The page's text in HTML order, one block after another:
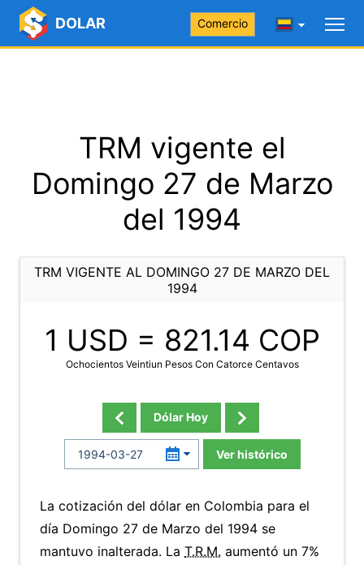
DOLAR Comercio
TRM vigente el
Domingo 27 de Marzo
del 1994
TRM VIGENTE AL DOMINGO 27 DE MARZO DEL
1994
1 USD = 821.14 COP
Ochocientos Veintiun Pesos Con Catorce Centavos
Dólar Hoy
Ver histórico
La cotización del dólar en Colombia para el
día Domingo 27 de Marzo del 1994 se
mantuvo inalterada. La T.R.M. aumentó un 7%